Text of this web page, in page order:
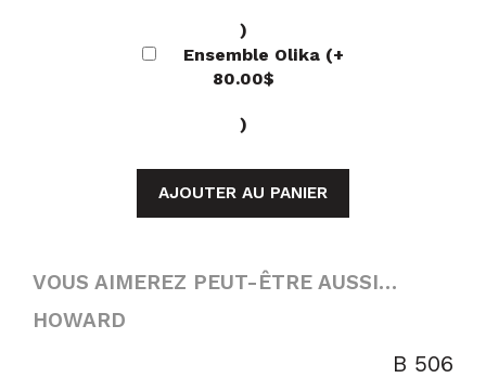
)
Ensemble Olika (+
80.00$
)
AJOUTER AU PANIER
VOUS AIMEREZ PEUT-ÊTRE AUSSI…
HOWARD
B 506